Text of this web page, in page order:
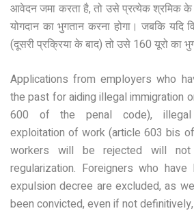
आवेदन जमा करता है, तो उसे प्रत्येक श्रमिक
योगदान का भुगतान करना होगा। जबकि यदि
(दूसरी प्रक्रिया के बाद) तो उसे 160 यूरो का
Applications from employers who
the past for aiding illegal immigration
600 of the penal code), illegal
exploitation of work (article 603 bis
workers will be rejected will
regularization. Foreigners who
expulsion decree are excluded, as
been convicted, even if not